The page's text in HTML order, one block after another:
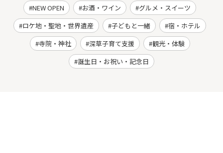
NEW OPEN お酒・ワイン
グルメ・スイーツ
ロケ地・聖地・世界遺産
子どもと一緒
宿・ホテル
寺院・神社
深草子育て支援
観光・体験
誕生日・お祝い・記念日